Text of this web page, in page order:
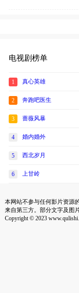
电视剧榜单
1 真心英雄
2 奔跑吧医生
3 蔷薇风暴
4 婚内婚外
5 西北岁月
6 上甘岭
本网站不参与任何影片资源
来自第三方。部分文字及图
Copyright © 2023